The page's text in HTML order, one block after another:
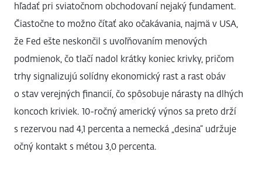
hľadať pri sviatočnom obchodovaní nejaký fundament.
Čiastočne to možno čítať ako očakávania, najmä v USA,
že Fed ešte neskončil s uvoľňovaním menových
podmienok, čo tlačí nadol krátky koniec krivky, pričom
trhy signalizujú solídny ekonomický rast a rast obáv
o stav verejných financií, čo spôsobuje nárasty na dlhých
koncoch kriviek. 10-ročný americký výnos sa preto drží
s rezervou nad 4,1 percenta a nemecká „desina“ udržuje
očný kontakt s métou 3,0 percenta.